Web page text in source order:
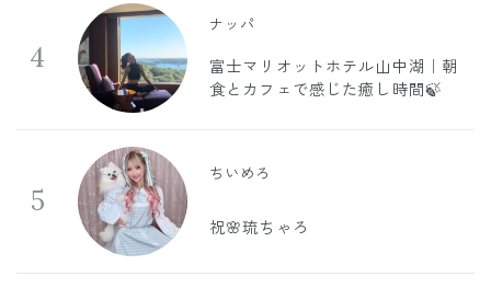
4
ナッパ
富士マリオットホテル山中湖｜朝
食とカフェで感じた癒し時間🍃
5
ちいめろ
祝🌸琉ちゃろ